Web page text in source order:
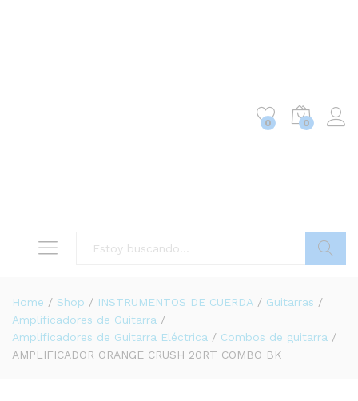
0 0
Home / Shop / INSTRUMENTOS DE CUERDA / Guitarras /
Amplificadores de Guitarra /
Amplificadores de Guitarra Eléctrica / Combos de guitarra /
AMPLIFICADOR ORANGE CRUSH 20RT COMBO BK